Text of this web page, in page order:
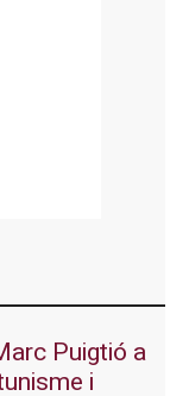
Puigtió a
i